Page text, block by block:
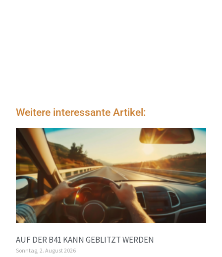
Weitere interessante Artikel:
AUF DER B41 KANN GEBLITZT WERDEN
Sonntag, 2. August 2026